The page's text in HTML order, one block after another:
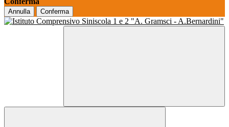
Annulla Conferma